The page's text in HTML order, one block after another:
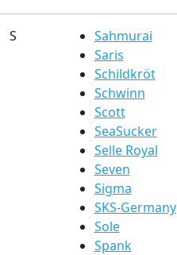
S Sahmurai
Saris
Schildkröt
Schwinn
Scott
SeaSucker
Selle Royal
Seven
Sigma
SKS-Germany
Sole
Spank